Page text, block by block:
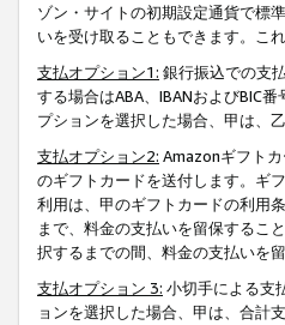
ゾン・サイトの初期設定通貨で標
いを受け取ることもできます。こ
支払オプション1: 銀行振込での支
する場合はABA、IBANおよびBIC
プションを選択した場合、甲は、
支払オプション2: Amazonギフト
のギフトカードを送付します。ギ
利用は、甲のギフトカードの利用
まで、料金の支払いを留保するこ
択するまでの間、料金の支払いを
支払オプション 3: 小切手による支
ョンを選択した場合、甲は、合計